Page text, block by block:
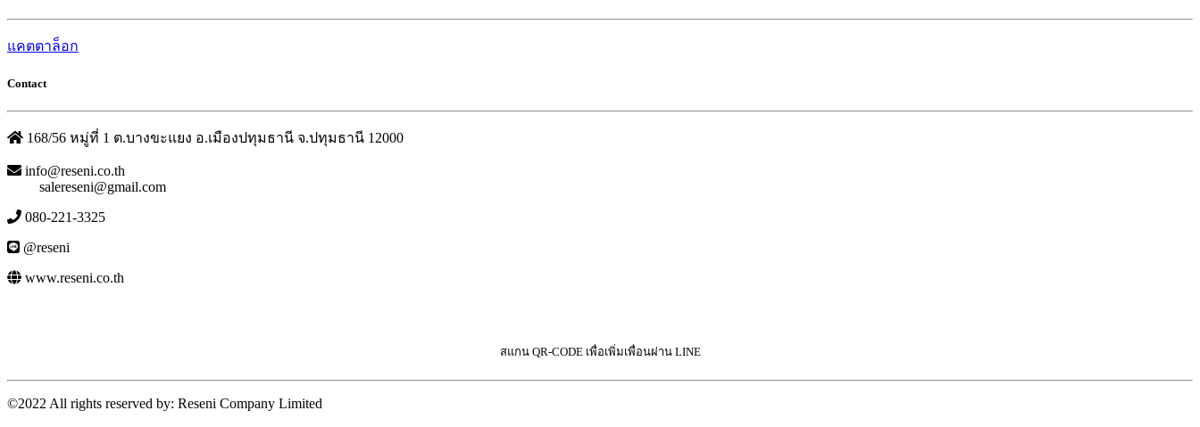
แคตตาล็อก
Contact
168/56 หมู่ที่ 1 ต.บางขะแยง อ.เมืองปทุมธานี จ.ปทุมธานี 12000
info@reseni.co.th
salereseni@gmail.com
080-221-3325
@reseni
www.reseni.co.th
สแกน QR-CODE เพื่อเพิ่มเพื่อนผ่าน LINE
©2022 All rights reserved by: Reseni Company Limited